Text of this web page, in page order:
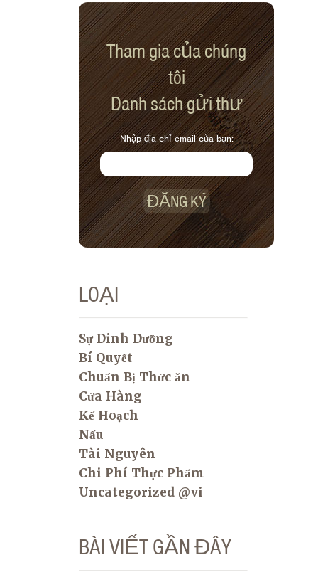
Tham gia của chúng
tôi
Danh sách gửi thư
Nhập địa chỉ email của bạn:
ĐĂNG KÝ
LOẠI
Sự Dinh Dưỡng
Bí Quyết
Chuẩn Bị Thức ăn
Cửa Hàng
Kế Hoạch
Nấu
Tài Nguyên
Chi Phí Thực Phẩm
Uncategorized @vi
BÀI VIẾT GẦN ĐÂY